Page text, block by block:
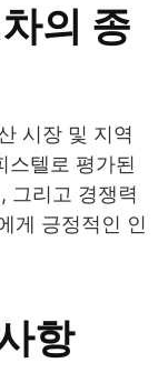
의 종
시장 및 지역
스텔로 평가된
그리고 경쟁력
게 긍정적인 인
항